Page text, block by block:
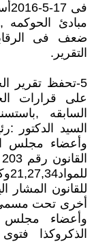
مبادئ
ضعف فى
التقرير.
5-تحفظ تقرير
على قرارات
السيد الدكتور
وأعضاء مجلس
للقانون المشار
أخرى تحت
وأعضاء مجلس
الذكروكذا